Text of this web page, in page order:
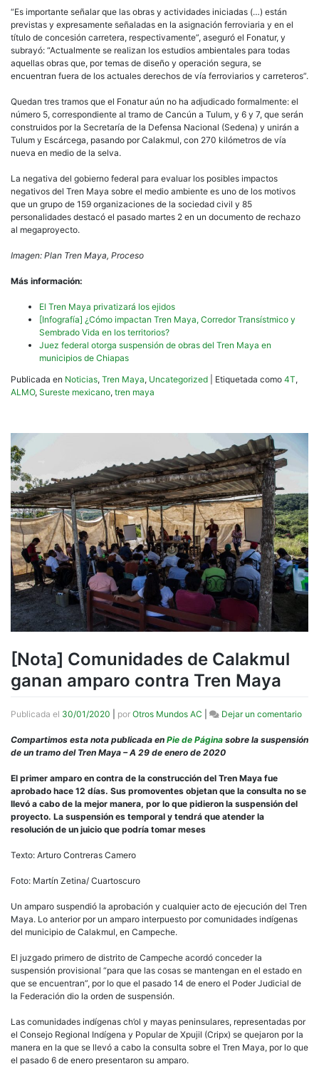
“Es importante señalar que las obras y actividades iniciadas (…) están
previstas y expresamente señaladas en la asignación ferroviaria y en el
título de concesión carretera, respectivamente”, aseguró el Fonatur, y
subrayó: “Actualmente se realizan los estudios ambientales para todas
aquellas obras que, por temas de diseño y operación segura, se
encuentran fuera de los actuales derechos de vía ferroviarios y carreteros”.
Quedan tres tramos que el Fonatur aún no ha adjudicado formalmente: el
número 5, correspondiente al tramo de Cancún a Tulum, y 6 y 7, que serán
construidos por la Secretaría de la Defensa Nacional (Sedena) y unirán a
Tulum y Escárcega, pasando por Calakmul, con 270 kilómetros de vía
nueva en medio de la selva.
La negativa del gobierno federal para evaluar los posibles impactos
negativos del Tren Maya sobre el medio ambiente es uno de los motivos
que un grupo de 159 organizaciones de la sociedad civil y 85
personalidades destacó el pasado martes 2 en un documento de rechazo
al megaproyecto.
Imagen: Plan Tren Maya, Proceso
Más información:
El Tren Maya privatizará los ejidos
[Infografía] ¿Cómo impactan Tren Maya, Corredor Transístmico y
Sembrado Vida en los territorios?
Juez federal otorga suspensión de obras del Tren Maya en
municipios de Chiapas
Publicada en Noticias, Tren Maya, Uncategorized Etiquetada como 4T,
ALMO, Sureste mexicano, tren maya
[Nota] Comunidades de Calakmul
ganan amparo contra Tren Maya
Publicada el 30/01/2020 por Otros Mundos AC Dejar un comentarioen
Compartimos esta nota publicada en Pie de Página sobre la suspensión
de un tramo del Tren Maya – A 29 de enero de 2020
El primer amparo en contra de la construcción del Tren Maya fue
aprobado hace 12 días. Sus promoventes objetan que la consulta no se
llevó a cabo de la mejor manera, por lo que pidieron la suspensión del
proyecto. La suspensión es temporal y tendrá que atender la
resolución de un juicio que podría tomar meses
Texto: Arturo Contreras Camero
Foto: Martín Zetina/ Cuartoscuro
Un amparo suspendió la aprobación y cualquier acto de ejecución del Tren
Maya. Lo anterior por un amparo interpuesto por comunidades indígenas
del municipio de Calakmul, en Campeche.
El juzgado primero de distrito de Campeche acordó conceder la
suspensión provisional “para que las cosas se mantengan en el estado en
que se encuentran”, por lo que el pasado 14 de enero el Poder Judicial de
la Federación dio la orden de suspensión.
Las comunidades indígenas ch’ol y mayas peninsulares, representadas por
el Consejo Regional Indígena y Popular de Xpujil (Cripx) se quejaron por la
manera en la que se llevó a cabo la consulta sobre el Tren Maya, por lo que
el pasado 6 de enero presentaron su amparo.